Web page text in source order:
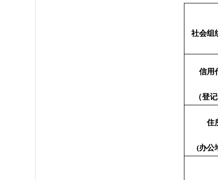
社会组
信用
（登
住
(办公